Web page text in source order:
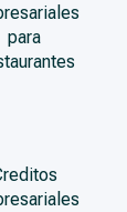
para